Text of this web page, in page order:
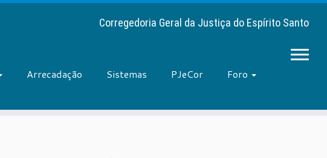
Corregedoria Geral da Justiça do Espírito Santo
Arrecadação Sistemas PJeCor
Foro